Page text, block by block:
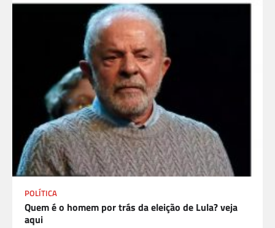
POLÍTICA
Quem é o homem por trás da eleição de Lula? veja
aqui